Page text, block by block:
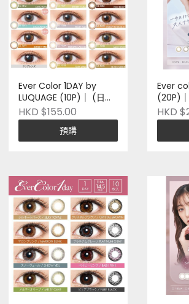
Ever Color 1DAY by
LUQUAGE (10P)｜ (日本
品牌)
HKD $155.00
預購
Ever
(20P)
HKD